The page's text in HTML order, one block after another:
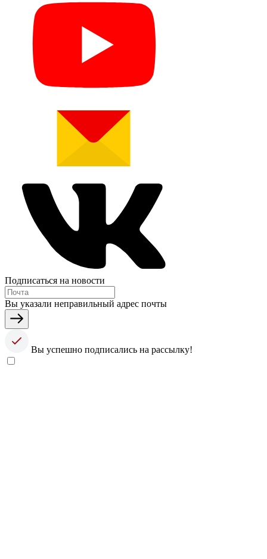
Подписаться на новости
Вы указали неправильный адрес почты
Вы успешно подписались на рассылку!